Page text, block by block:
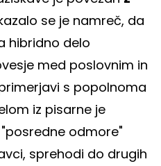
se je namreč, da
hibridno delo
med poslovnim in
s popolnoma
iz pisarne je
odmore"
sprehodi do drugih